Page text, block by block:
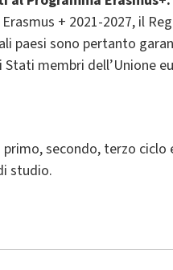
+ 2021-2027, il
paesi sono pertanto
membri dell’Unione
secondo, terzo
studio.